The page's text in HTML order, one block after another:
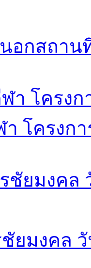
อกสถาน
โครงก
ยมงคล